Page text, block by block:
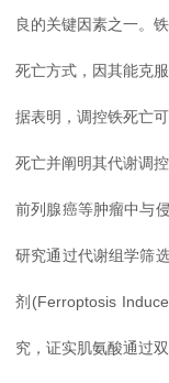
良的关键因素之一。
死亡方式，因其能克
据表明，调控铁死亡
死亡并阐明其代谢调
前列腺癌等肿瘤中与
研究通过代谢组学筛
剂(Ferroptosis
究，证实肌氨酸通过